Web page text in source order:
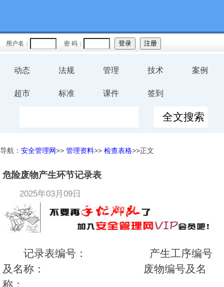
用户名： 密 码：
动态 法规 管理 技术 案例
超市 标准 课件 签到
导航： 安全管理网>> 管理资料>> 检查表格>>正文
危险废物产生环节记录表
2025年03月09日
记录表编号： 产生工序编号
及名称： 废物编号及名
称：